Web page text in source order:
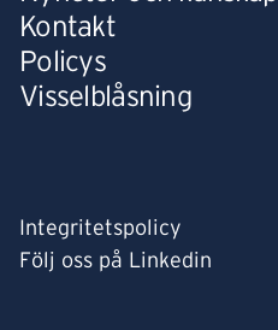
Kontakt
Policys
Visselblåsning
Integritetspolicy
Följ oss på Linkedin